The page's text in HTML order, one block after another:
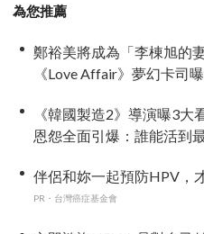
為您推薦
鄭裕美將成為「李棟旭的
《Love Affair》夢幻卡司
《韓國製造2》導演曝3
恩怨全面引爆：誰能活到
伴侶和妳一起預防HPV，
PR・台灣癌症基金會